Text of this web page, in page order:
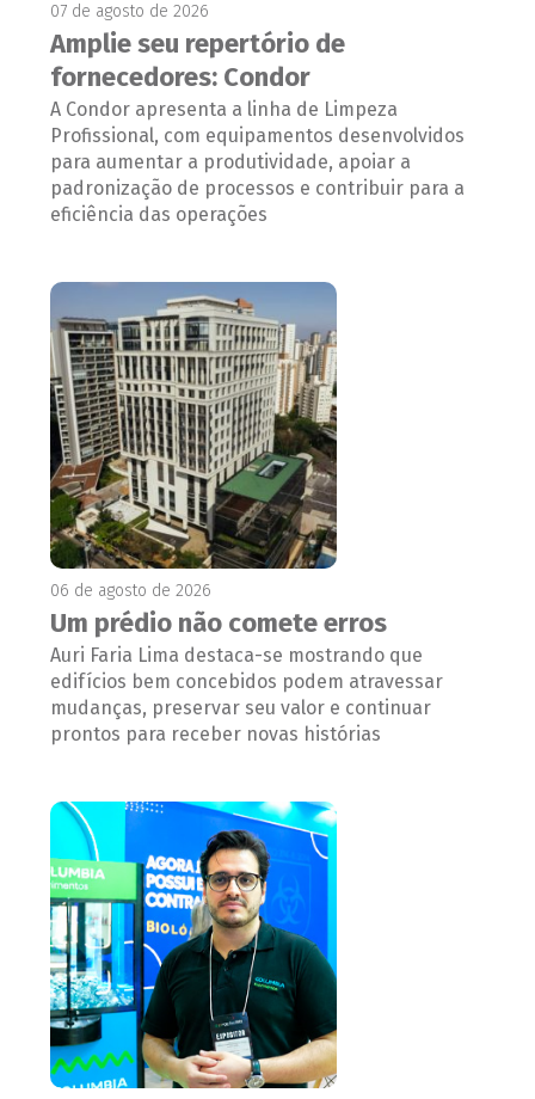
07 de agosto de 2026
Amplie seu repertório de
fornecedores: Condor
A Condor apresenta a linha de Limpeza
Profissional, com equipamentos desenvolvidos
para aumentar a produtividade, apoiar a
padronização de processos e contribuir para a
eficiência das operações
06 de agosto de 2026
Um prédio não comete erros
Auri Faria Lima destaca-se mostrando que
edifícios bem concebidos podem atravessar
mudanças, preservar seu valor e continuar
prontos para receber novas histórias